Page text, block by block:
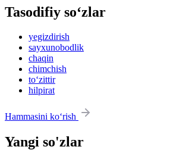
Tasodifiy so‘zlar
yegizdirish
sayxunobodlik
chaqin
chimchish
to‘zittir
hilpirat
Hammasini ko‘rish
Yangi so'zlar